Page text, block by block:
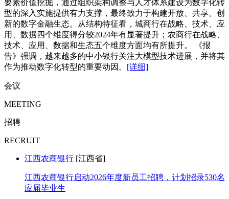
要素价值挖掘，通过组织架构调整与人才体系建设为数字化转
型的深入实施提供有力支撑，最终致力于构建开放、共享、创
新的数字金融生态。从结构特征看，城商行在战略、技术、应
用、数据四个维度得分较2024年有显著提升；农商行在战略、
技术、应用、数据和生态五个维度方面均有所提升。 《报
告》强调，越来越多的中小银行关注大模型技术进展，并将其
作为推动数字化转型的重要动因。 [详细]
会议
MEETING
招聘
RECRUIT
江西农商银行 [江西省]
江西农商银行启动2026年度新员工招聘，计划招录530名
应届毕业生